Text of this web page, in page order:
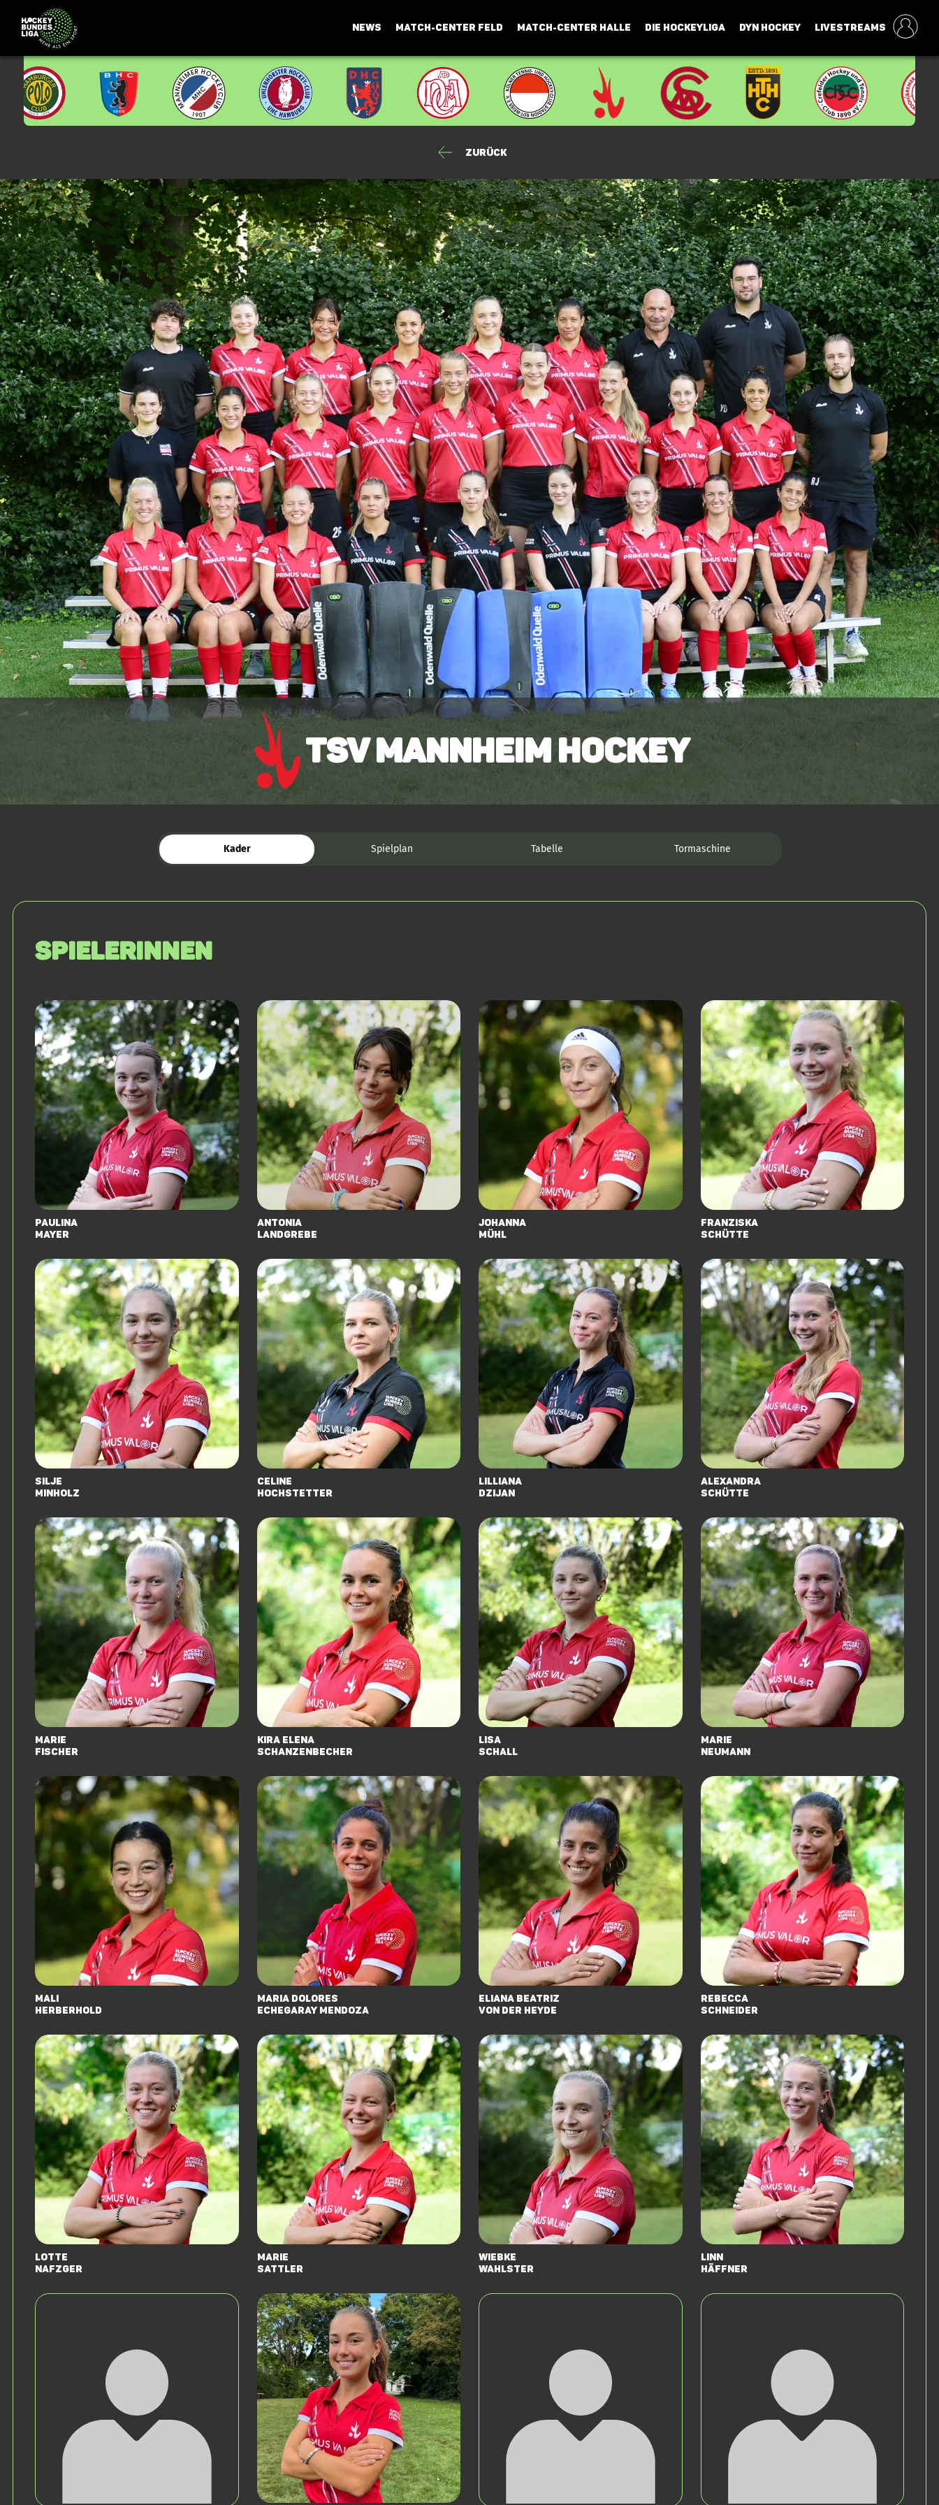
NEWS MATCH-CENTER FELD MATCH-CENTER HALLE DIE HOCKEYLIGA DYN HOCKEY LIVESTREAMS
Zurück
TSV Mannheim Hockey
Kader Spielplan Tabelle Tormaschine
SPIELERINNEN
Paulina
Mayer
Antonia
Landgrebe
Johanna
Mühl
Franziska
Schütte
Silje
Minholz
Celine
Hochstetter
Lilliana
Dzijan
Alexandra
Schütte
Marie
Fischer
Kira Elena
Schanzenbecher
Lisa
Schall
Marie
Neumann
Mali
Herberhold
Maria Dolores
Echegaray Mendoza
Eliana Beatriz
Von Der Heyde
Rebecca
Schneider
Lotte
Nafzger
Marie
Sattler
Wiebke
Wahlster
Linn
Häffner